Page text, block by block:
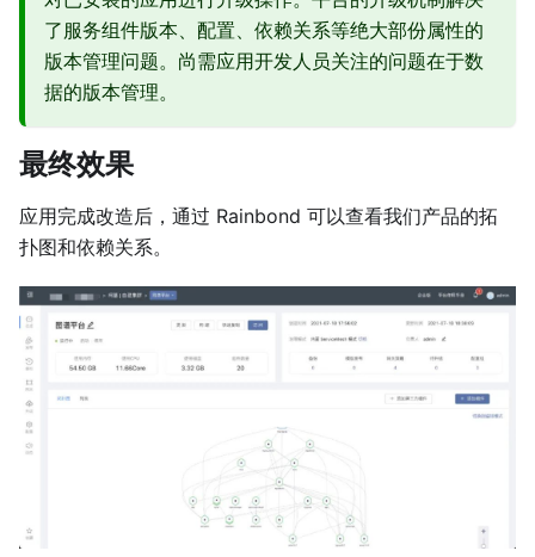
了服务组件版本、配置、依赖关系等绝大部份属性的
版本管理问题。尚需应用开发人员关注的问题在于数
据的版本管理。
最终效果
应用完成改造后，通过 Rainbond 可以查看我们产品的拓
扑图和依赖关系。